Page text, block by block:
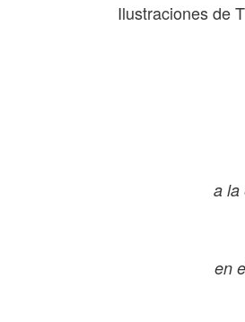
Ilustraciones de
a la
en